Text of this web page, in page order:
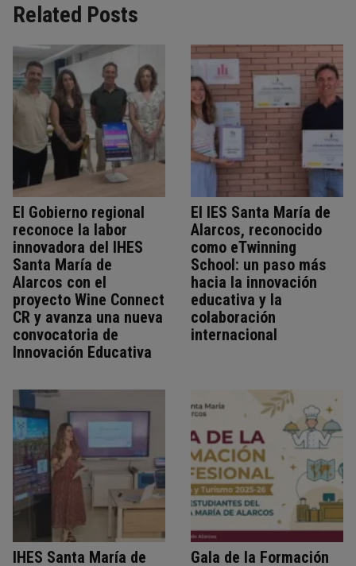
Related Posts
El Gobierno regional
reconoce la labor
innovadora del IHES
Santa María de
Alarcos con el
proyecto Wine Connect
CR y avanza una nueva
convocatoria de
Innovación Educativa
El IES Santa María de
Alarcos, reconocido
como eTwinning
School: un paso más
hacia la innovación
educativa y la
colaboración
internacional
IHES Santa María de
Gala de la Formación